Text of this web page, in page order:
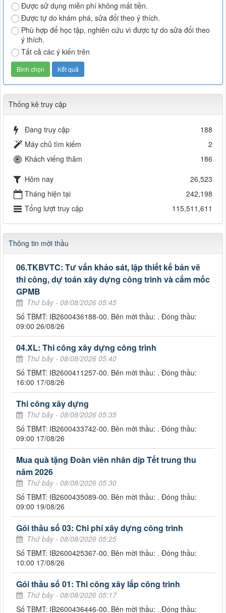
Được sử dụng miễn phí không mất tiền.
Được tự do khám phá, sửa đổi theo ý thích.
Phù hợp để học tập, nghiên cứu vì được tự do sửa đổi theo
ý thích.
Tất cả các ý kiến trên
Thống kê truy cập
Đang truy cập
188
Máy chủ tìm kiếm
2
Khách viếng thăm
186
Hôm nay
26,523
Tháng hiện tại
242,198
Tổng lượt truy cập
115,511,611
Thông tin mời thầu
06.TKBVTC: Tư vấn khảo sát, lập thiết kế bản vẽ
thi công, dự toán xây dựng công trình và cắm mốc
GPMB
Thứ bảy - 08/08/2026 05:45
Số TBMT: IB2600436188-00. Bên mời thầu: . Đóng thầu:
09:00 26/08/26
04.XL: Thi công xây dựng công trình
Thứ bảy - 08/08/2026 05:40
Số TBMT: IB2600411257-00. Bên mời thầu: . Đóng thầu:
16:00 17/08/26
Thi công xây dựng
Thứ bảy - 08/08/2026 05:35
Số TBMT: IB2600433742-00. Bên mời thầu: . Đóng thầu:
09:00 17/08/26
Mua quà tặng Đoàn viên nhân dịp Tết trung thu
năm 2026
Thứ bảy - 08/08/2026 05:30
Số TBMT: IB2600435089-00. Bên mời thầu: . Đóng thầu:
09:00 19/08/26
Gói thầu số 03: Chi phí xây dựng công trình
Thứ bảy - 08/08/2026 05:25
Số TBMT: IB2600425367-00. Bên mời thầu: . Đóng thầu:
10:00 17/08/26
Gói thầu số 01: Thi công xây lắp công trình
Thứ bảy - 08/08/2026 05:17
Số TBMT: IB2600436446-00. Bên mời thầu: . Đóng thầu: